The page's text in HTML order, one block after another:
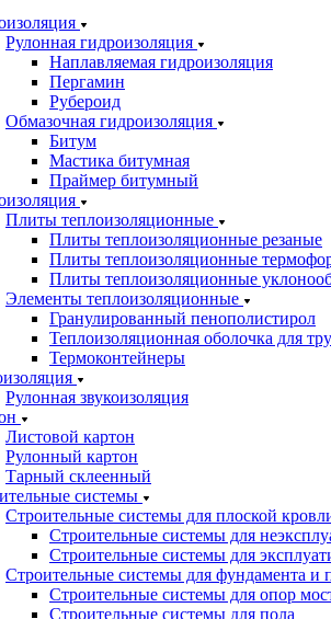
Рулонная гидроизоляция
Наплавляемая гидроизоляция
Пергамин
Рубероид
Обмазочная гидроизоляция
Битум
Мастика битумная
Праймер битумный
Плиты теплоизоляционные
Плиты теплоизоляционные резаные
Плиты теплоизоляционные
Плиты теплоизоляционные
Элементы теплоизоляционные
Гранулированный пенополистирол
Теплоизоляционная оболочка для
Термоконтейнеры
Рулонная звукоизоляция
Листовой картон
Рулонный картон
Тарный склеенный
системы
Строительные системы для плоской
Строительные системы для
Строительные системы для
Строительные системы для фундамента и
Строительные системы для опор
Строительные системы для пола